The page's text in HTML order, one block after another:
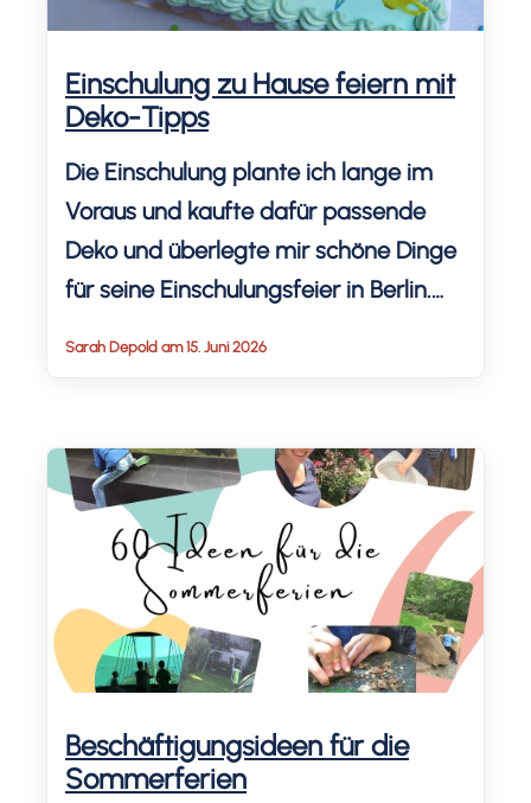
Schatzsuche, […]
Einschulung zu Hause feiern mit
Deko-Tipps
Die Einschulung plante ich lange im
Voraus und kaufte dafür passende
Deko und überlegte mir schöne Dinge
für seine Einschulungsfeier in Berlin.
Sarah Depold am 15. Juni 2026
Beschäftigungsideen für die
Sommerferien